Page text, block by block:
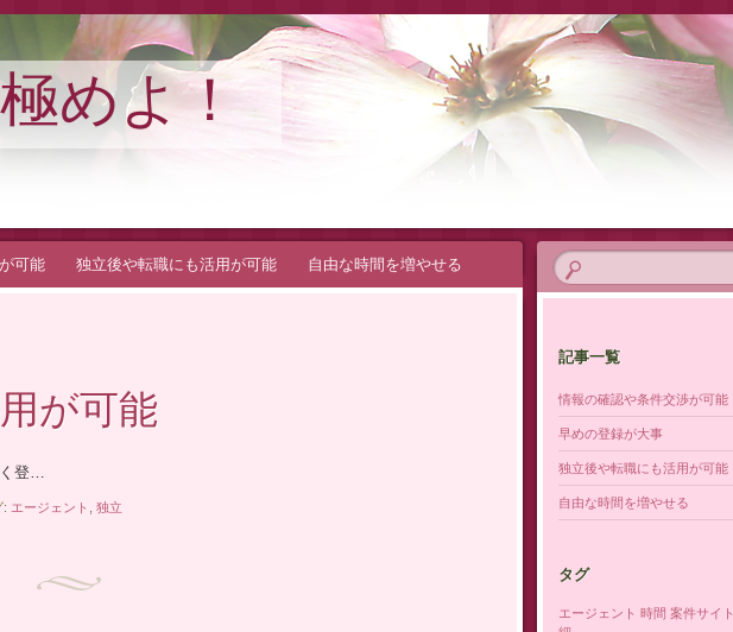
めよ！
可能 独立後や転職にも活用が可能 自由な時間を増やせる
が可能
登…
: エージェント 独立
記事一覧
情報の確認や条件交渉が可能
早めの登録が大事
独立後や転職にも活用が可能
自由な時間を増やせる
タグ
エージェント 時間 案件サイト